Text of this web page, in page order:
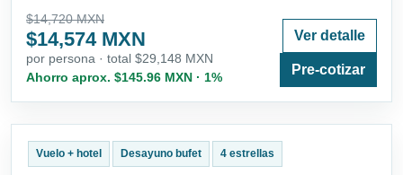
$14,720 MXN
$14,574 MXN
por persona · total $29,148 MXN
Ahorro aprox. $145.96 MXN · 1%
Ver detalle
Pre-cotizar
Vuelo + hotel Desayuno bufet 4 estrellas